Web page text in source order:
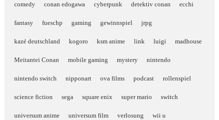
comedy conan edogawa cyberpunk detektiv conan ecchi
fantasy fueschp gaming gewinnspiel jrpg
kazé deutschland kogoro ksm anime link luigi madhouse
Meitantei Conan mobile gaming mystery nintendo
nintendo switch nipponart ova films podcast rollenspiel
science fiction sega square enix super mario switch
universum anime universum film verlosung wii u